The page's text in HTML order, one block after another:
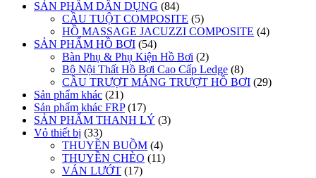
SẢN PHẨM DÂN DỤNG (84)
CẦU TUỘT COMPOSITE (5)
HỒ MASSAGE JACUZZI COMPOSITE (4)
SẢN PHẨM HỒ BƠI (54)
Bàn Phụ & Phụ Kiện Hồ Bơi (2)
Bộ Nội Thất Hồ Bơi Cao Cấp Ledge (8)
CẦU TRƯỢT MÁNG TRƯỢT HỒ BƠI (29)
Sản phẩm khác (21)
Sản phẩm khác FRP (17)
SẢN PHẨM THANH LÝ (3)
Vỏ thiết bị (33)
THUYỀN BUỒM (4)
THUYỀN CHÈO (11)
VÁN LƯỚT (17)